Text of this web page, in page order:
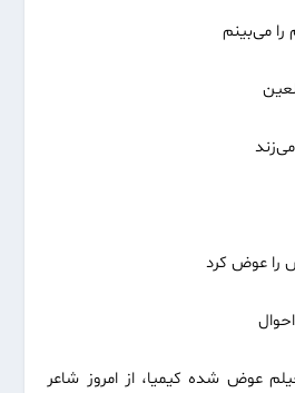
را می‌بینم
را عوض کرد
عوض شده کیمیا، از امروز شاعر